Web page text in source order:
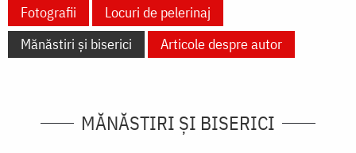
Fotografii
Locuri de pelerinaj
Mănăstiri și biserici
Articole despre autor
MĂNĂSTIRI ȘI BISERICI